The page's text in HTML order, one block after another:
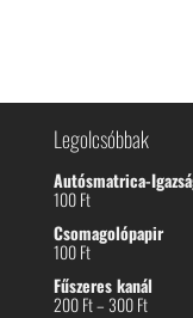
Legolcsóbbak
Autósmatrica-
100Ft
Csomagolópapir
100Ft
Fűszeres kanál
200Ft–300Ft